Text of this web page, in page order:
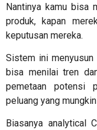
Nantinya kamu bisa
produk, kapan
keputusan mereka.
Sistem ini menyusun
bisa menilai tren
pemetaan potensi
peluang yang
Biasanya analytical